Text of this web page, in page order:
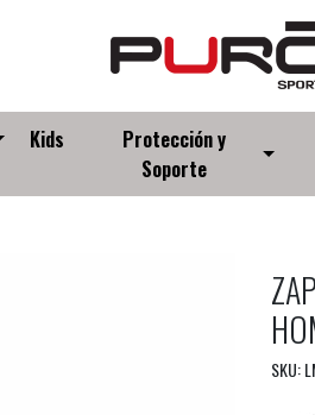
Kids
Protección y
Soporte
SKU: